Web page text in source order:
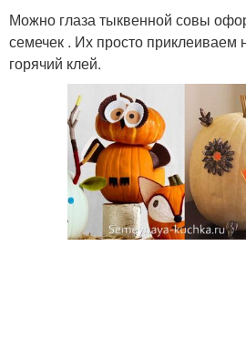
Можно глаза тыквенной совы
семечек . Их просто приклеиваем
горячий клей.